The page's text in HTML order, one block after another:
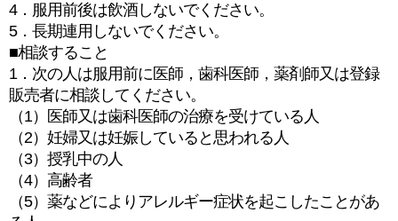
4．服用前後は飲酒しないでください。
5．長期連用しないでください。
■相談すること
1．次の人は服用前に医師，歯科医師，薬剤師又は登録
販売者に相談してください。
（1）医師又は歯科医師の治療を受けている人
（2）妊婦又は妊娠していると思われる人
（3）授乳中の人
（4）高齢者
（5）薬などによりアレルギー症状を起こしたことがあ